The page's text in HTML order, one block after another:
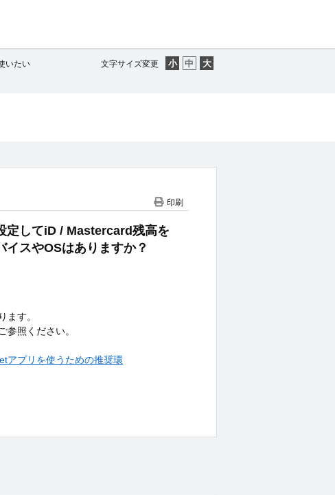
文字サイズ変更
いたい
印刷
定してiD / Mastercard残高を
スやOSはありますか？
ます。
参照ください。
アプリを使うための推奨環